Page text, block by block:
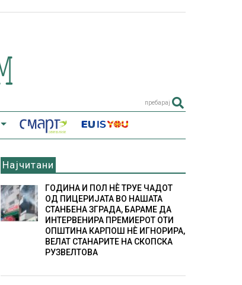
пребарај
Најчитани
ГОДИНА И ПОЛ НÈ ТРУЕ ЧАДОТ
ОД ПИЦЕРИЈАТА ВО НАШАТА
СТАНБЕНА ЗГРАДА, БАРАМЕ ДА
ИНТЕРВЕНИРА ПРЕМИЕРОТ ОТИ
ОПШТИНА КАРПОШ НÈ ИГНОРИРА,
ВЕЛАТ СТАНАРИТЕ НА СКОПСКА
РУЗВЕЛТОВА